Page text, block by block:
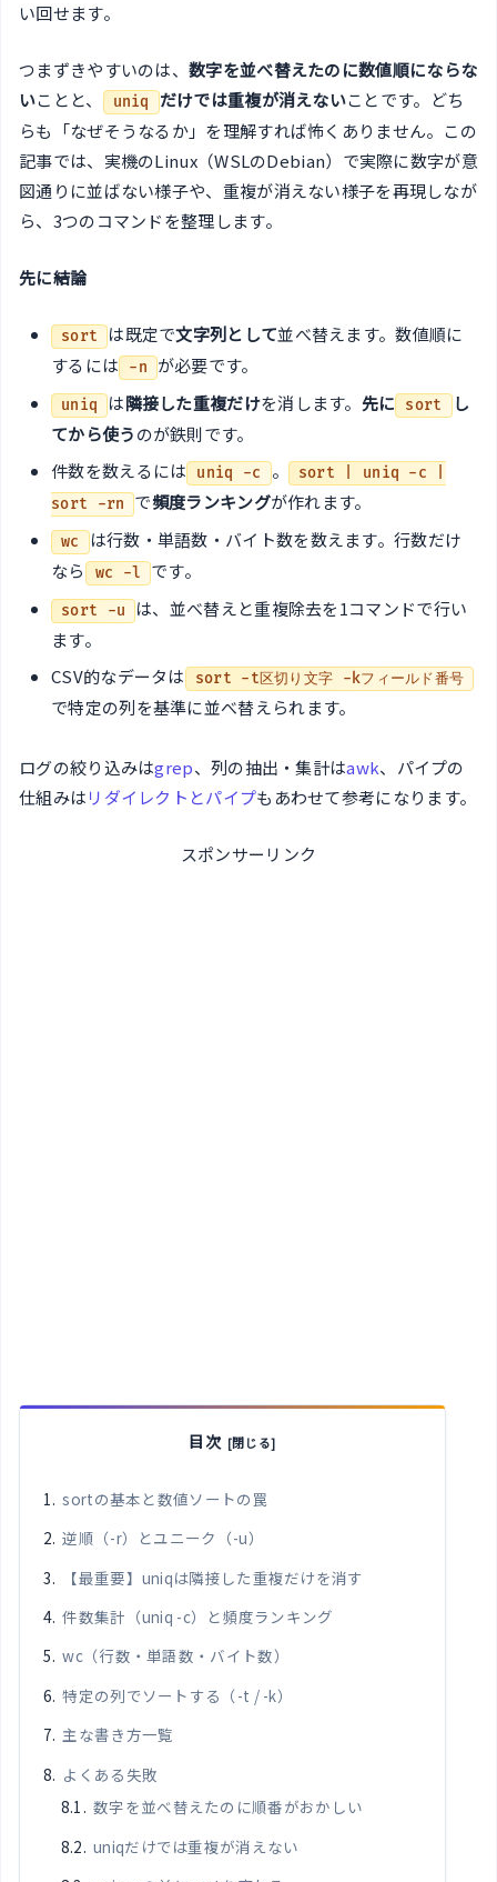
い回せます。
つまずきやすいのは、 数字を並べ替えたのに数値順にならな
いことと、 uniq だけでは重複が消えないことです。どち
らも「なぜそうなるか」を理解すれば怖くありません。この
記事では、実機のLinux（WSLのDebian）で実際に数字が意
図通りに並ばない様子や、重複が消えない様子を再現しなが
ら、3つのコマンドを整理します。
先に結論
sort は既定で文字列として並べ替えます。数値順に
するには
-n が必要です。
uniq は隣接した重複だけを消します。 先に sort
し
てから使うのが鉄則です。
件数を数えるには uniq -c 。
sort | uniq -c |
sort -rn
で頻度ランキングが作れます。
wc
は行数・単語数・バイト数を数えます。行数だけ
なら
wc -l です。
sort -u
は、並べ替えと重複除去を1コマンドで行い
ます。
CSV的なデータは
sort -t区切り文字 -kフィールド番号
で特定の列を基準に並べ替えられます。
ログの絞り込みはgrep、列の抽出・集計はawk、パイプの
仕組みはリダイレクトとパイプもあわせて参考になります。
スポンサーリンク
目次
sortの基本と数値ソートの罠
逆順（-r）とユニーク（-u）
【最重要】uniqは隣接した重複だけを消す
件数集計（uniq -c）と頻度ランキング
wc（行数・単語数・バイト数）
特定の列でソートする（-t / -k）
主な書き方一覧
よくある失敗
数字を並べ替えたのに順番がおかしい
uniqだけでは重複が消えない